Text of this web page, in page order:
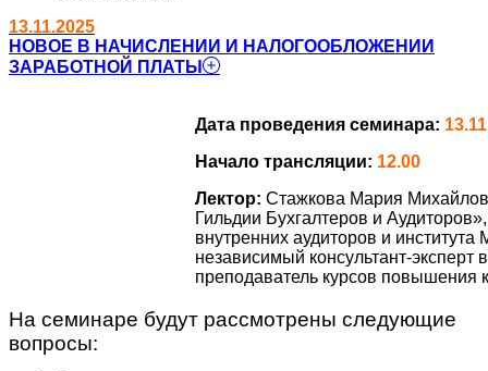
13.11.2025
НОВОЕ В НАЧИСЛЕНИИ И НАЛОГООБЛОЖЕНИИ
ЗАРАБОТНОЙ ПЛАТЫ
Дата проведения семинара:
Начало трансляции: 12.00
Лектор: Стажкова Мария
Гильдии Бухгалтеров и
внутренних аудиторов и
независимый консультант-эксперт
преподаватель курсов повышения
На семинаре будут рассмотрены следующие
вопросы: